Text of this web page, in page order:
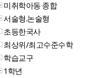
미취학아동 종합
서술형.논술형
초등한국사
최상위/최고수준수학
학습교구
1학년